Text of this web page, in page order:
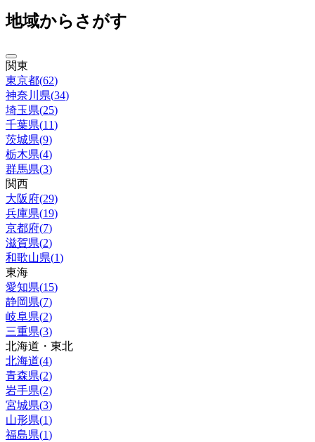
地域からさがす
関東
東京都(62)
神奈川県(34)
埼玉県(25)
千葉県(11)
茨城県(9)
栃木県(4)
群馬県(3)
関西
大阪府(29)
兵庫県(19)
京都府(7)
滋賀県(2)
和歌山県(1)
東海
愛知県(15)
静岡県(7)
岐阜県(2)
三重県(3)
北海道・東北
北海道(4)
青森県(2)
岩手県(2)
宮城県(3)
山形県(1)
福島県(1)